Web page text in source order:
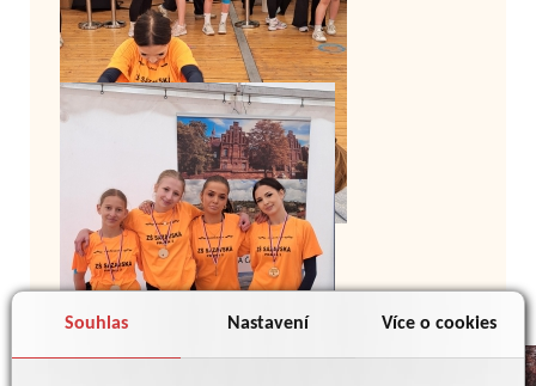
Souhlas Nastavení Více o cookies